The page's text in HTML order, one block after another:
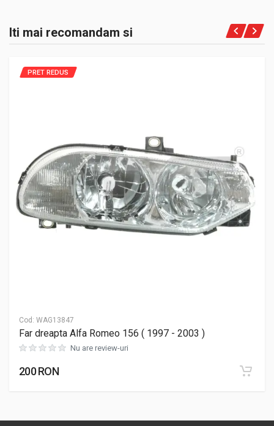
Iti mai recomandam si
Cod: WAG13847
PRET REDUS
Far dreapta Alfa Romeo 156 ( 1997 - 2003 )
Nu are review-uri
200 RON